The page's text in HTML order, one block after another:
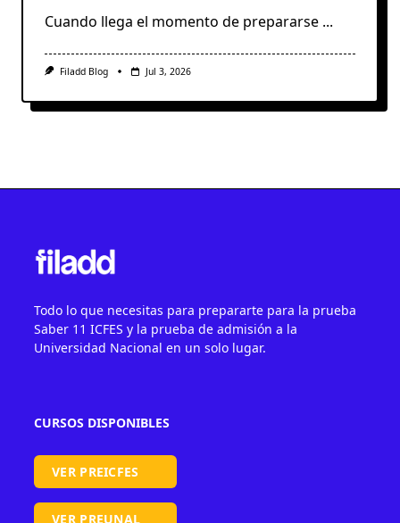
Cuando llega el momento de prepararse ...
Filadd Blog Jul 3, 2026
Todo lo que necesitas para prepararte para la prueba
Saber 11 ICFES y la prueba de admisión a la
Universidad Nacional en un solo lugar.
CURSOS DISPONIBLES
VER PREICFES
VER PREUNAL